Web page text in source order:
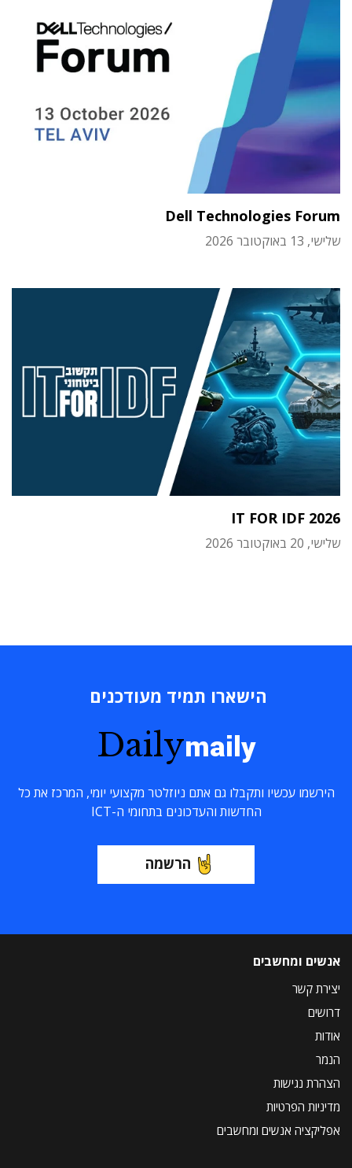
Dell Technologies Forum
שלישי, 13 באוקטובר 2026
IT FOR IDF 2026
שלישי, 20 באוקטובר 2026
הישארו תמיד מעודכנים
Dailymaily
הירשמו עכשיו ותקבלו גם אתם ניוזלטר מקצועי יומי, המרכז את כל
החדשות והעדכונים בתחומי ה-ICT
הרשמה
אנשים ומחשבים
יצירת קשר
דרושים
אודות
הנמר
הצהרת נגישות
מדיניות הפרטיות
אפליקציה אנשים ומחשבים